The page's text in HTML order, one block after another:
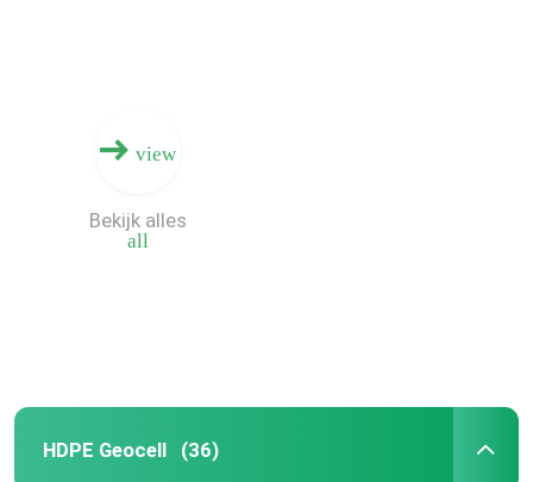
view
all
Bekijk alles
HDPE Geocell (36)